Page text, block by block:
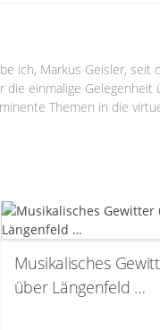
ich, Markus Geisler,
die einmalige
Themen in die
Musikalisches
über Längenfeld …